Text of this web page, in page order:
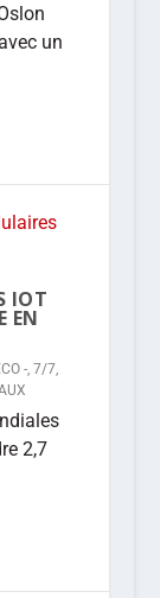
un
IOT
EN
-, 7/7,
2,7